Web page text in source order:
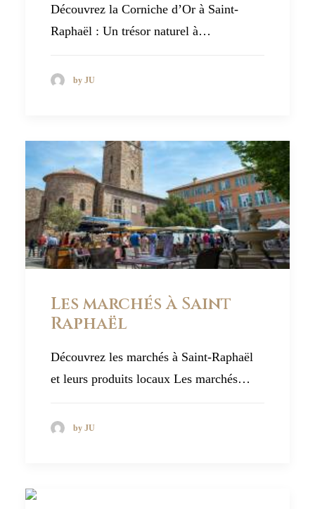
Découvrez la Corniche d’Or à Saint-
Raphaël : Un trésor naturel à…
by JU
Les marchés à Saint
Raphaël
Découvrez les marchés à Saint-Raphaël
et leurs produits locaux Les marchés…
by JU